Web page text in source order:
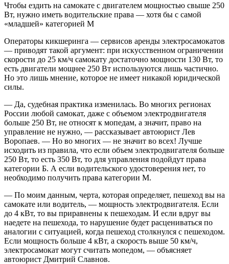
Чтобы ездить на самокате с двигателем мощностью свыше 250
Вт, нужно иметь водительские права — хотя бы с самой
«младшей» категорией М
Операторы кикшеринга — сервисов аренды электросамокатов
— приводят такой аргумент: при искусственном ограничении
скорости до 25 км/ч самокату достаточно мощности 130 Вт, то
есть двигатели мощнее 250 Вт используются лишь частично.
Но это лишь мнение, которое не имеет никакой юридической
силы.
— Да, судебная практика изменилась. Во многих регионах
России любой самокат, даже с объемом электродвигателя
больше 250 Вт, не относят к мопедам, а значит, право на
управление не нужно, — рассказывает автоюрист Лев
Воропаев. — Но во многих — не значит во всех! Лучше
исходить из правила, что если объем электродвигателя больше
250 Вт, то есть 350 Вт, то для управления подойдут права
категории Б. А если водительского удостоверения нет, то
необходимо получить права категории М.
— По моим данным, черта, которая определяет, пешеход вы на
самокате или водитель, — мощность электродвигателя. Если
до 4 кВт, то вы приравнены к пешеходам. И если вдруг вы
наедете на пешехода, то нарушение будет расцениваться по
аналогии с ситуацией, когда пешеход столкнулся с пешеходом.
Если мощность больше 4 кВт, а скорость выше 50 км/ч,
электросамокат могут считать мопедом, — объясняет
автоюрист Дмитрий Славнов.